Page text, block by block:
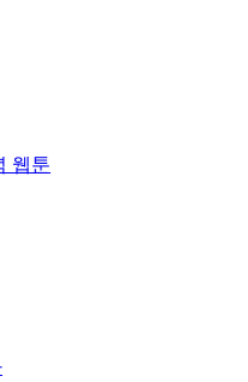
웹툰